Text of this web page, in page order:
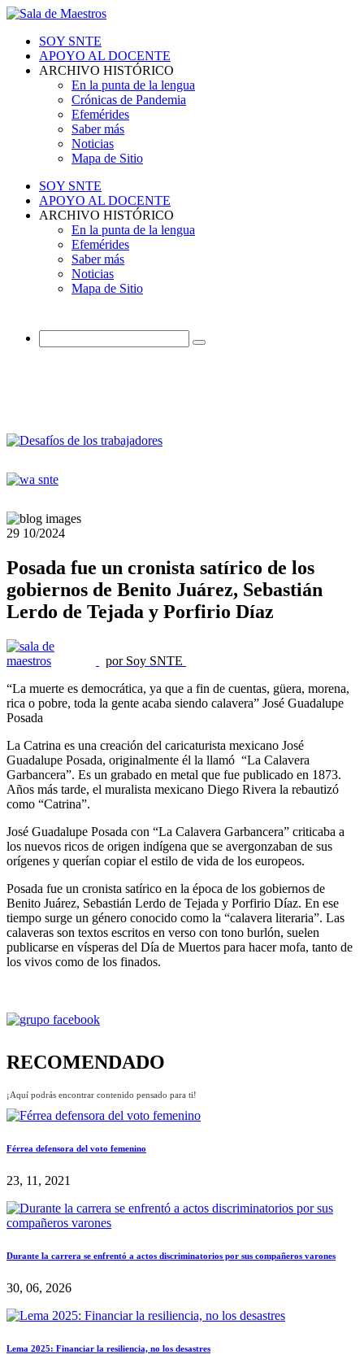
SOY SNTE
APOYO AL DOCENTE
ARCHIVO HISTÓRICO
En la punta de la lengua
Crónicas de Pandemia
Efemérides
Saber más
Noticias
Mapa de Sitio
SOY SNTE
APOYO AL DOCENTE
ARCHIVO HISTÓRICO
En la punta de la lengua
Efemérides
Saber más
Noticias
Mapa de Sitio
29 10/2024
Posada fue un cronista satírico de los
gobiernos de Benito Juárez, Sebastián
Lerdo de Tejada y Porfirio Díaz
por Soy SNTE
“La muerte es democrática, ya que a fin de cuentas, güera, morena,
rica o pobre, toda la gente acaba siendo calavera” José Guadalupe
Posada
La Catrina es una creación del caricaturista mexicano José
Guadalupe Posada, originalmente él la llamó “La Calavera
Garbancera”. Es un grabado en metal que fue publicado en 1873.
Años más tarde, el muralista mexicano Diego Rivera la rebautizó
como “Catrina”.
José Guadalupe Posada con “La Calavera Garbancera” criticaba a
los nuevos ricos de origen indígena que se avergonzaban de sus
orígenes y querían copiar el estilo de vida de los europeos.
Posada fue un cronista satírico en la época de los gobiernos de
Benito Juárez, Sebastián Lerdo de Tejada y Porfirio Díaz. En ese
tiempo surge un género conocido como la “calavera literaria”. Las
calaveras son textos escritos en verso con tono burlón, suelen
publicarse en vísperas del Día de Muertos para hacer mofa, tanto de
los vivos como de los finados.
RECOMENDADO
¡Aquí podrás encontrar contenido pensado para ti!
Férrea defensora del voto femenino
23, 11, 2021
Durante la carrera se enfrentó a actos discriminatorios por sus compañeros varones
30, 06, 2026
Lema 2025: Financiar la resiliencia, no los desastres